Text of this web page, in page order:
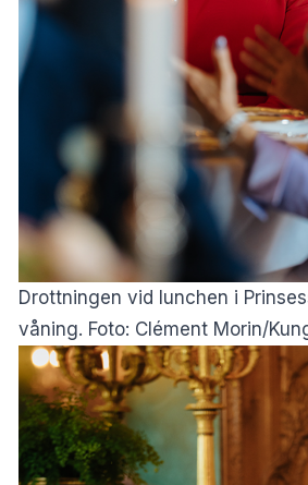
Drottningen vid lunchen i
våning. Foto: Clément Morin/